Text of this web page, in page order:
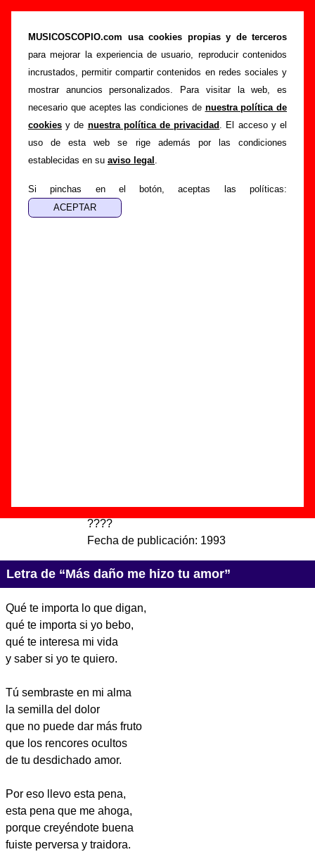
MUSICOSCOPIO.com usa cookies propias y de terceros
para mejorar la experiencia de usuario, reproducir contenidos
incrustados, permitir compartir contenidos en redes sociales y
mostrar anuncios personalizados. Para visitar la web, es
necesario que aceptes las condiciones de nuestra política de
cookies y de nuestra política de privacidad . El acceso y el
uso de esta web se rige además por las condiciones
establecidas en su aviso legal .
Si pinchas en el botón, aceptas las políticas:
“Más daño me hizo tu amor”, canción de
Corcobado (Letra e información)
Portada >Corcobado >Canciones
Más daño me hizo tu amor
Esta página pretende recopilar todo tipo de información
sobre lacanción "Más daño me hizo tu amor
" interpretada
Corcobado
. Además de su letra, también aparecerá
información sobre el autor o los autores, sobre los discos en
los que está incluido este tema, sobre la grabación del
mismo, sobre versiones a cargo de otros grupos... Si
encuentras errores o tienes información adicional, puedes
Discográfica(s):Triquinoise- Referencia:
????
Fecha de publicación: 1993
Letra de “Más daño me hizo tu amor”
Qué te importa lo que digan,
qué te importa si yo bebo,
qué te interesa mi vida
y saber si yo te quiero.
Tú sembraste en mi alma
la semilla del dolor
que no puede dar más fruto
que los rencores ocultos
de tu desdichado amor.
Por eso llevo esta pena,
esta pena que me ahoga,
porque creyéndote buena
fuiste perversa y traidora.